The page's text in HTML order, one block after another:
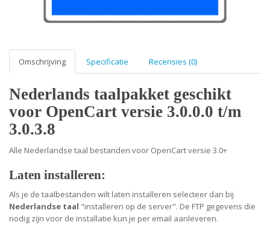
Omschrijving Specificatie Recensies (0)
Nederlands taalpakket geschikt
voor OpenCart versie 3.0.0.0 t/m
3.0.3.8
Alle Nederlandse taal bestanden voor OpenCart versie 3.0+
Laten installeren:
Als je de taalbestanden wilt laten installeren selecteer dan bij
Nederlandse taal "installeren op de server". De FTP gegevens die
nodig zijn voor de installatie kun je per email aanleveren.